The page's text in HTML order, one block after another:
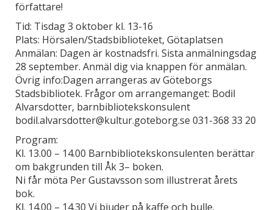
författare!
Tid: Tisdag 3 oktober kl. 13-16
Plats: Hörsalen/Stadsbiblioteket, Götaplatsen
Anmälan: Dagen är kostnadsfri. Sista anmälningsdag
28 september. Anmäl dig via knappen för anmälan.
Övrig info:Dagen arrangeras av Göteborgs
Stadsbibliotek. Frågor om arrangemanget: Bodil
Alvarsdotter, barnbibliotekskonsulent
bodil.alvarsdotter@kultur.goteborg.se 031-368 33 20
Program:
Kl. 13.00 – 14.00 Barnbibliotekskonsulenten berättar
om bakgrunden till Åk 3– boken.
Ni får möta Per Gustavsson som illustrerat årets
bok.
Kl. 14.00 – 14.30 Vi bjuder på kaffe och bulle.